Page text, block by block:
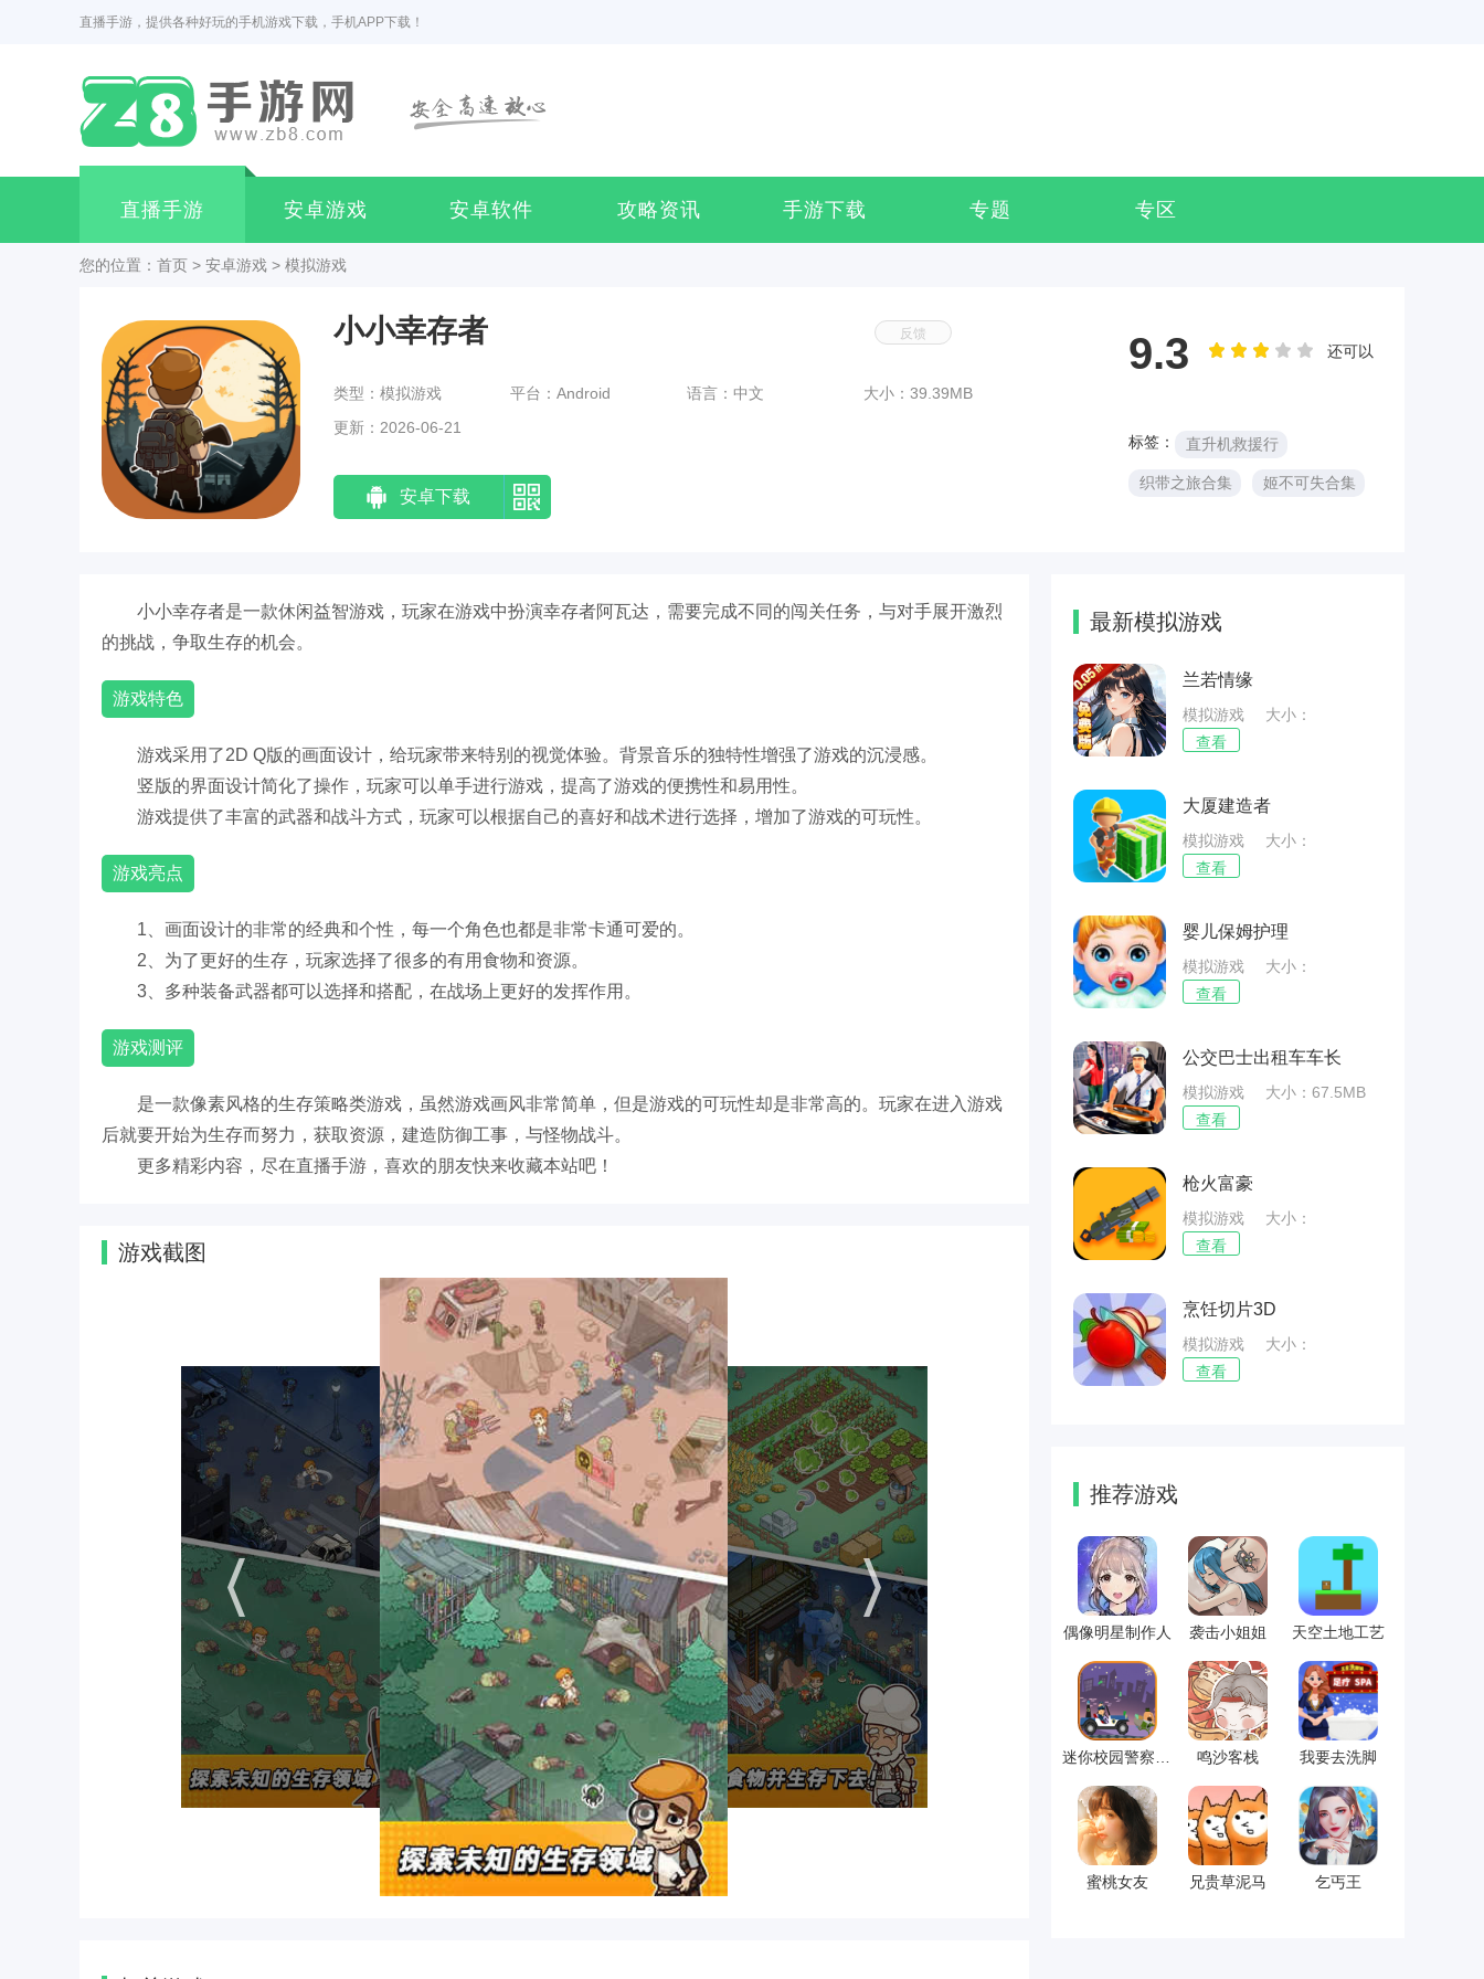
直播手游，提供各种好玩的手机游戏下载，手机APP下载！
直播手游 安卓游戏 安卓软件 攻略资讯 手游下载 专题 专区
您的位置： 首页 > 安卓游戏 > 模拟游戏
类型：模拟游戏 平台：Android 语言：中文
大小：39.39MB
更新：2026-06-21
安卓下载
还可以
9.3
标签： 直升机救援行
织带之旅合集 姬不可失合集
小小幸存者
小小幸存者是一款休闲益智游戏，玩家在游戏中扮演幸存者阿瓦达，需要完成不同的闯关任务，与对手展开激烈
的挑战，争取生存的机会。
游戏特色
游戏采用了2D Q版的画面设计，给玩家带来特别的视觉体验。背景音乐的独特性增强了游戏的沉浸感。
竖版的界面设计简化了操作，玩家可以单手进行游戏，提高了游戏的便携性和易用性。
游戏提供了丰富的武器和战斗方式，玩家可以根据自己的喜好和战术进行选择，增加了游戏的可玩性。
游戏亮点
1、画面设计的非常的经典和个性，每一个角色也都是非常卡通可爱的。
2、为了更好的生存，玩家选择了很多的有用食物和资源。
3、多种装备武器都可以选择和搭配，在战场上更好的发挥作用。
游戏测评
是一款像素风格的生存策略类游戏，虽然游戏画风非常简单，但是游戏的可玩性却是非常高的。玩家在进入游戏
后就要开始为生存而努力，获取资源，建造防御工事，与怪物战斗。
更多精彩内容，尽在直播手游，喜欢的朋友快来收藏本站吧！
游戏截图
最新模拟游戏
兰若情缘
模拟游戏
大小：
47.61MB
查看
大厦建造者
模拟游戏
大小：
59.56MB
查看
婴儿保姆护理
模拟游戏
大小：
56.19MB
查看
公交巴士出租车车长
模拟游戏
大小：67.5MB
查看
枪火富豪
模拟游戏
大小：
51.55MB
查看
烹饪切片3D
模拟游戏
大小：
80.22MB
查看
推荐游戏
偶像明星制作人 袭击小姐姐 天空土地工艺
鸣沙客栈 我要去洗脚
蜜桃女友 兄贵草泥马 乞丐王
反馈